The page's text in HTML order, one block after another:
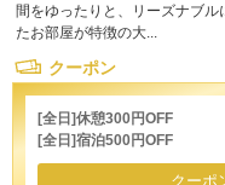
間をゆったりと、リーズナブ
たお部屋が特徴の大...
クーポン
[全日]休憩300円OFF
[全日]宿泊500円OFF
クーポ